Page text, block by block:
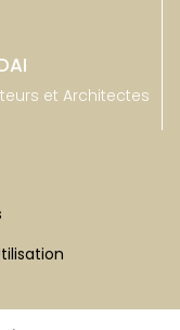
et Architectes